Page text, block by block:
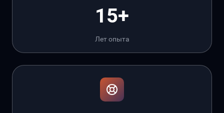
15+
Лет опыта